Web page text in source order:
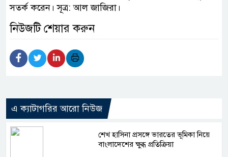
সতর্ক করেন। সূত্র: আল জাজিরা।
নিউজটি শেয়ার করুন
এ ক্যাটাগরির আরো নিউজ
শেখ হাসিনা প্রসঙ্গে ভারতের ভূমিকা নিয়ে
বাংলাদেশের ক্ষুব্ধ প্রতিক্রিয়া